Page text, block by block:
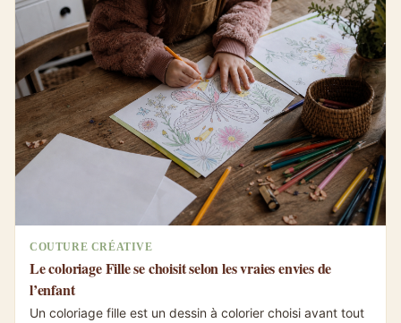
COUTURE CRÉATIVE
Le coloriage Fille se choisit selon les vraies envies de
l’enfant
Un coloriage fille est un dessin à colorier choisi avant tout